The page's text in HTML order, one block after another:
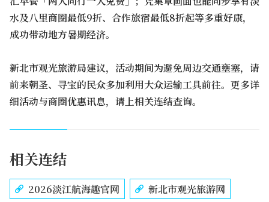
水及八里商圈最低9折、合作旅宿最低8折起等多重好康，
成功带动地方暑期经济。
新北市观光旅游局建议，活动期间为避免周边交通壅塞，请
前来朝圣、寻宝的民众多加利用大众运输工具前往。更多详
细活动与商圈优惠讯息，请上相关连结查询。
相关连结
2026淡江航海趣官网
新北市观光旅游网